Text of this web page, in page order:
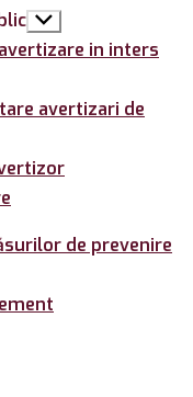
Arată
submeniul
in inters
avertizari de
de prevenire